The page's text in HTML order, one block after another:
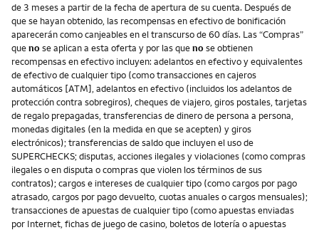
de 3 meses a partir de la fecha de apertura de su cuenta. Después de
que se hayan obtenido, las recompensas en efectivo de bonificación
aparecerán como canjeables en el transcurso de 60 días. Las “Compras”
quenose aplican a esta oferta y por las quenose obtienen
recompensas en efectivo incluyen: adelantos en efectivo y equivalentes
de efectivo de cualquier tipo (como transacciones en cajeros
automáticos [ATM], adelantos en efectivo (incluidos los adelantos de
protección contra sobregiros), cheques de viajero, giros postales, tarjetas
de regalo prepagadas, transferencias de dinero de persona a persona,
monedas digitales (en la medida en que se acepten) y giros
electrónicos); transferencias de saldo que incluyen el uso de
SUPERCHECKS; disputas, acciones ilegales y violaciones (como compras
ilegales o en disputa o compras que violen los términos de sus
contratos); cargos e intereses de cualquier tipo (como cargos por pago
atrasado, cargos por pago devuelto, cuotas anuales o cargos mensuales);
transacciones de apuestas de cualquier tipo (como apuestas enviadas
por Internet, fichas de juego de casino, boletos de lotería o apuestas